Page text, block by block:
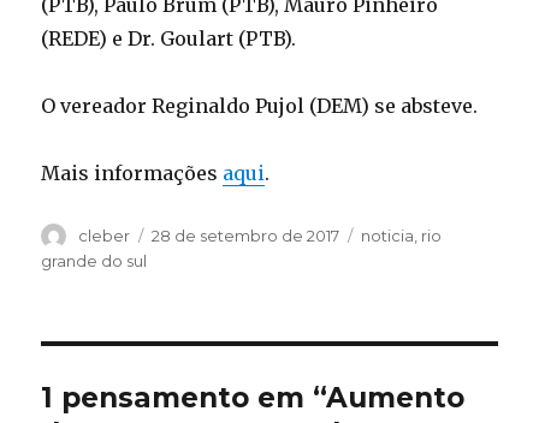
(PTB), Paulo Brum (PTB), Mauro Pinheiro
(REDE) e Dr. Goulart (PTB).
O vereador Reginaldo Pujol (DEM) se absteve.
Mais informações aqui.
Autor
cleber
Publicado
28 de setembro de 2017 Categorias
noticia, rio
grande do sul
1 pensamento em “Aumento